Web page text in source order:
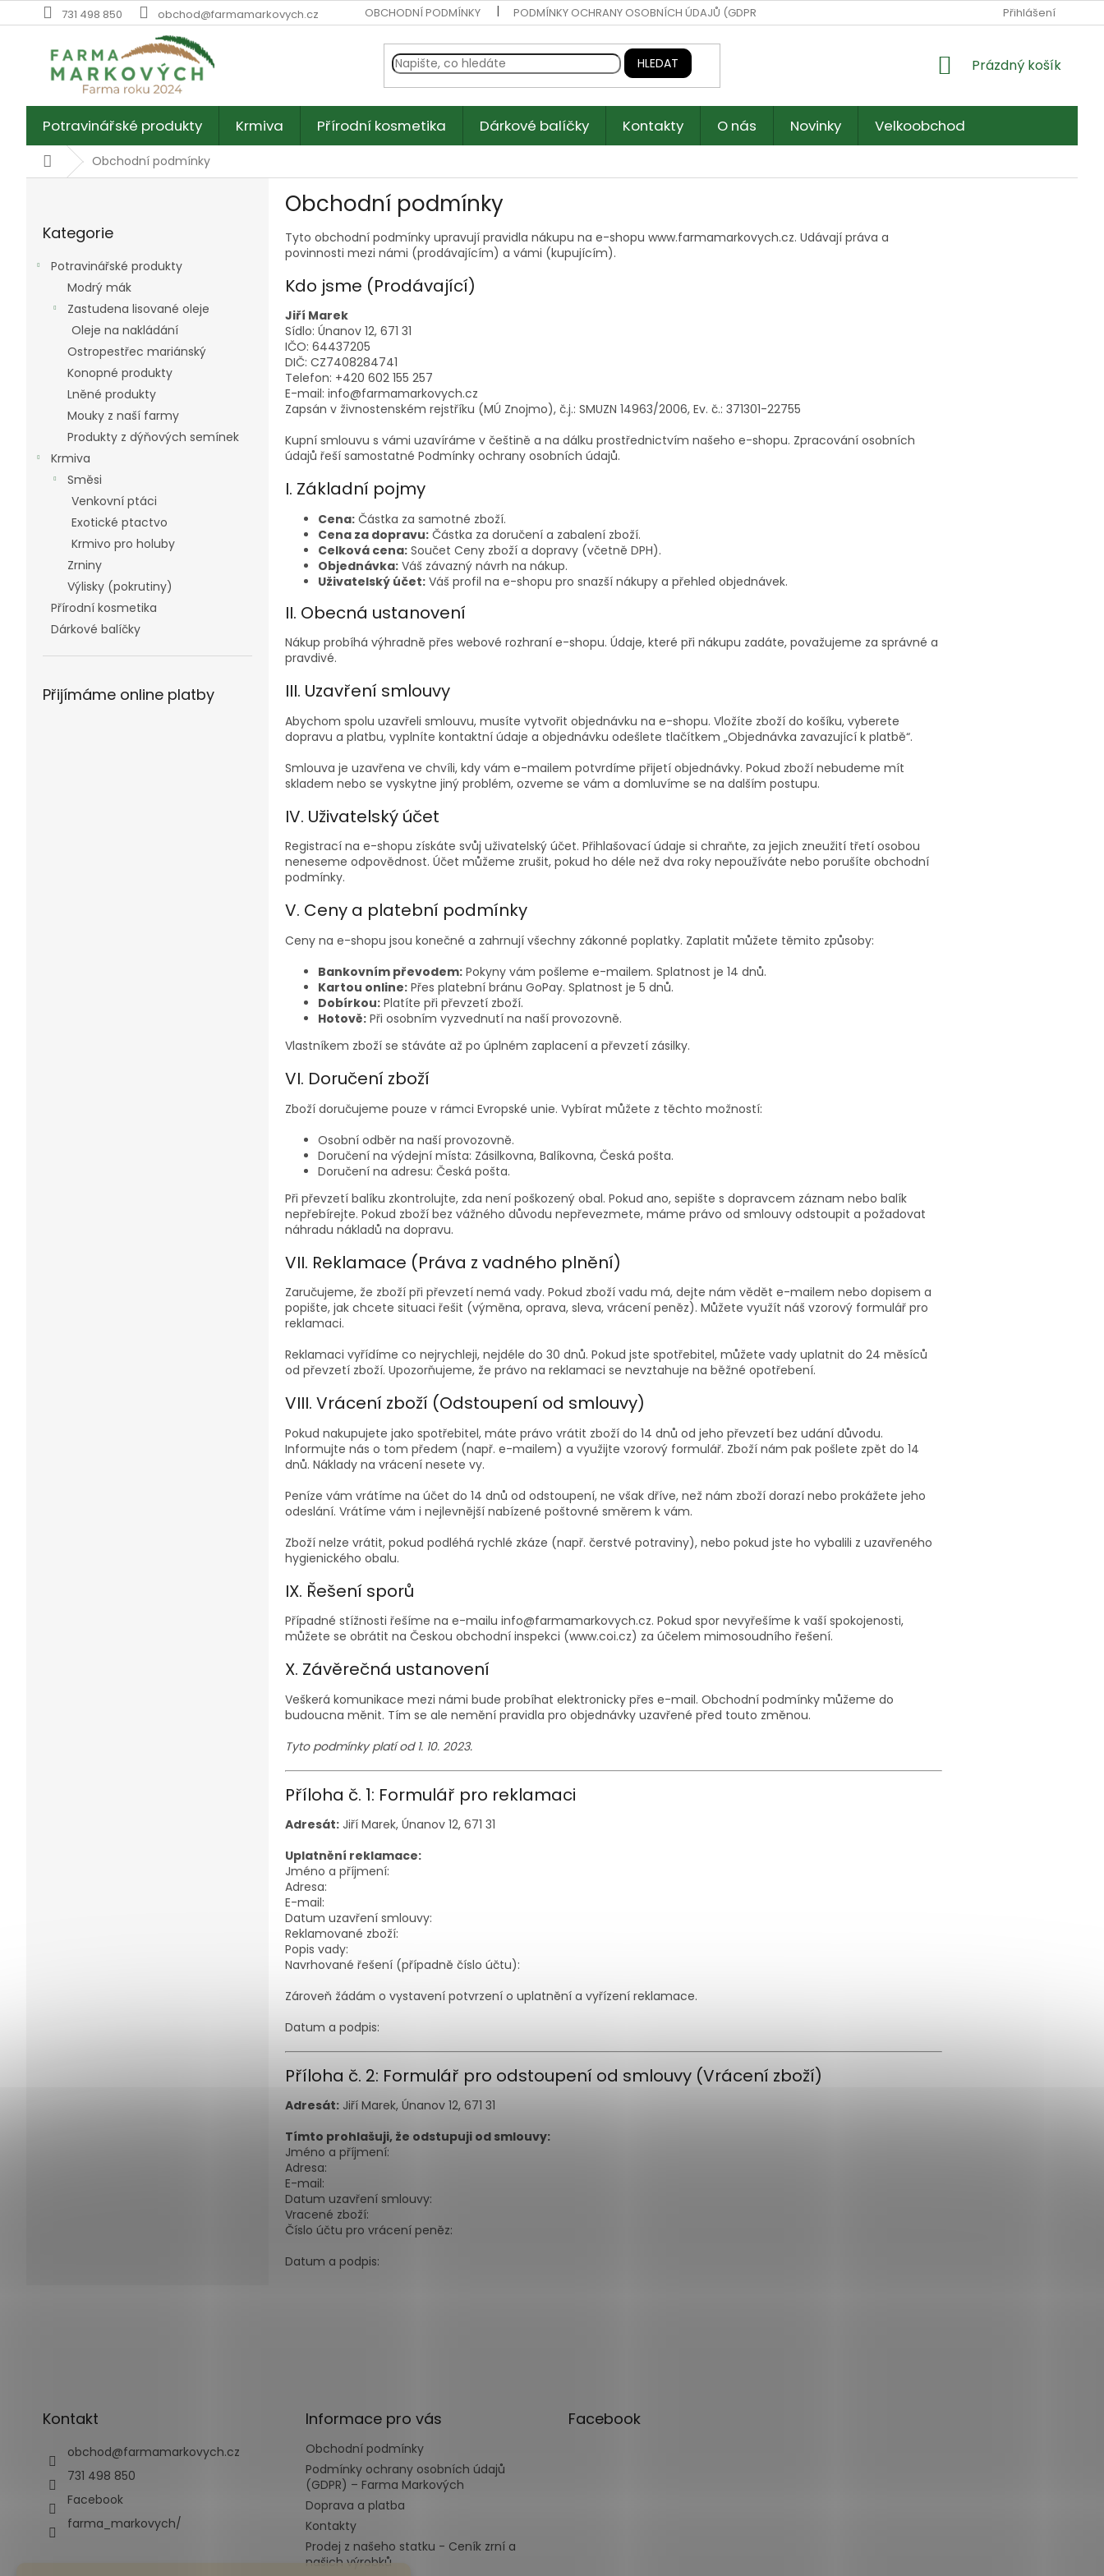
na
731 498 850 obchod@farmamarkovych.cz OBCHODNÍ PODMÍNKY PODMÍNKY OCHRANY OSOBNÍCH ÚDAJŮ (GDPR) – FARMA MARKOVÝCH DOPRAVA A PLATBA KONTAKTY
Přihlášení
HLEDAT
NÁKUPNÍ
Prázdný košík
Potravinářské produkty Krmiva Přírodní kosmetika Dárkové balíčky Kontakty O nás Novinky Velkoobchod
DomůObchodní podmínky
kategorie
Kategorie
Potravinářské produkty
Modrý mák
Zastudena lisované oleje
Oleje na nakládání
Ostropestřec mariánský
Konopné produkty
Lněné produkty
Mouky z naší farmy
Produkty z dýňových semínek
Krmiva
Směsi
Venkovní ptáci
Exotické ptactvo
Krmivo pro holuby
Zrniny
Výlisky (pokrutiny)
Přírodní kosmetika
Dárkové balíčky
Přijímáme online platby
Obchodní podmínky
Tyto obchodní podmínky upravují pravidla nákupu na e-shopu www.farmamarkovych.cz. Udávají práva a
povinnosti mezi námi (prodávajícím) a vámi (kupujícím).
Kdo jsme (Prodávající)
Jiří Marek
Sídlo: Únanov 12, 671 31
IČO: 64437205
DIČ: CZ7408284741
Telefon: +420 602 155 257
E-mail: info@farmamarkovych.cz
Zapsán v živnostenském rejstříku (MÚ Znojmo), č.j.: SMUZN 14963/2006, Ev. č.: 371301-22755
Kupní smlouvu s vámi uzavíráme v češtině a na dálku prostřednictvím našeho e-shopu. Zpracování osobních
údajů řeší samostatné Podmínky ochrany osobních údajů.
I. Základní pojmy
Cena: Částka za samotné zboží.
Cena za dopravu: Částka za doručení a zabalení zboží.
Celková cena: Součet Ceny zboží a dopravy (včetně DPH).
Objednávka: Váš závazný návrh na nákup.
Uživatelský účet: Váš profil na e-shopu pro snazší nákupy a přehled objednávek.
II. Obecná ustanovení
Nákup probíhá výhradně přes webové rozhraní e-shopu. Údaje, které při nákupu zadáte, považujeme za správné a
pravdivé.
III. Uzavření smlouvy
Abychom spolu uzavřeli smlouvu, musíte vytvořit objednávku na e-shopu. Vložíte zboží do košíku, vyberete
dopravu a platbu, vyplníte kontaktní údaje a objednávku odešlete tlačítkem „Objednávka zavazující k platbě“.
Smlouva je uzavřena ve chvíli, kdy vám e-mailem potvrdíme přijetí objednávky. Pokud zboží nebudeme mít
skladem nebo se vyskytne jiný problém, ozveme se vám a domluvíme se na dalším postupu.
IV. Uživatelský účet
Registrací na e-shopu získáte svůj uživatelský účet. Přihlašovací údaje si chraňte, za jejich zneužití třetí osobou
neneseme odpovědnost. Účet můžeme zrušit, pokud ho déle než dva roky nepoužíváte nebo porušíte obchodní
podmínky.
V. Ceny a platební podmínky
Ceny na e-shopu jsou konečné a zahrnují všechny zákonné poplatky. Zaplatit můžete těmito způsoby:
Bankovním převodem: Pokyny vám pošleme e-mailem. Splatnost je 14 dnů.
Kartou online: Přes platební bránu GoPay. Splatnost je 5 dnů.
Dobírkou: Platíte při převzetí zboží.
Hotově: Při osobním vyzvednutí na naší provozovně.
Vlastníkem zboží se stáváte až po úplném zaplacení a převzetí zásilky.
VI. Doručení zboží
Zboží doručujeme pouze v rámci Evropské unie. Vybírat můžete z těchto možností:
Osobní odběr na naší provozovně.
Doručení na výdejní místa: Zásilkovna, Balíkovna, Česká pošta.
Doručení na adresu: Česká pošta.
Při převzetí balíku zkontrolujte, zda není poškozený obal. Pokud ano, sepište s dopravcem záznam nebo balík
nepřebírejte. Pokud zboží bez vážného důvodu nepřevezmete, máme právo od smlouvy odstoupit a požadovat
náhradu nákladů na dopravu.
VII. Reklamace (Práva z vadného plnění)
Zaručujeme, že zboží při převzetí nemá vady. Pokud zboží vadu má, dejte nám vědět e-mailem nebo dopisem a
popište, jak chcete situaci řešit (výměna, oprava, sleva, vrácení peněz). Můžete využít náš vzorový formulář pro
reklamaci.
Reklamaci vyřídíme co nejrychleji, nejdéle do 30 dnů. Pokud jste spotřebitel, můžete vady uplatnit do 24 měsíců
od převzetí zboží. Upozorňujeme, že právo na reklamaci se nevztahuje na běžné opotřebení.
VIII. Vrácení zboží (Odstoupení od smlouvy)
Pokud nakupujete jako spotřebitel, máte právo vrátit zboží do 14 dnů od jeho převzetí bez udání důvodu.
Informujte nás o tom předem (např. e-mailem) a využijte vzorový formulář. Zboží nám pak pošlete zpět do 14
dnů. Náklady na vrácení nesete vy.
Peníze vám vrátíme na účet do 14 dnů od odstoupení, ne však dříve, než nám zboží dorazí nebo prokážete jeho
odeslání. Vrátíme vám i nejlevnější nabízené poštovné směrem k vám.
Zboží nelze vrátit, pokud podléhá rychlé zkáze (např. čerstvé potraviny), nebo pokud jste ho vybalili z uzavřeného
hygienického obalu.
IX. Řešení sporů
Případné stížnosti řešíme na e-mailu info@farmamarkovych.cz. Pokud spor nevyřešíme k vaší spokojenosti,
můžete se obrátit na Českou obchodní inspekci (www.coi.cz) za účelem mimosoudního řešení.
X. Závěrečná ustanovení
Veškerá komunikace mezi námi bude probíhat elektronicky přes e-mail. Obchodní podmínky můžeme do
budoucna měnit. Tím se ale nemění pravidla pro objednávky uzavřené před touto změnou.
Tyto podmínky platí od 1. 10. 2023.
Příloha č. 1: Formulář pro reklamaci
Adresát: Jiří Marek, Únanov 12, 671 31
Uplatnění reklamace:
Jméno a příjmení:
Adresa:
E-mail:
Datum uzavření smlouvy:
Reklamované zboží:
Popis vady:
Navrhované řešení (případně číslo účtu):
Zároveň žádám o vystavení potvrzení o uplatnění a vyřízení reklamace.
Datum a podpis:
Příloha č. 2: Formulář pro odstoupení od smlouvy (Vrácení zboží)
Adresát: Jiří Marek, Únanov 12, 671 31
Tímto prohlašuji, že odstupuji od smlouvy:
Jméno a příjmení:
Adresa:
E-mail:
Datum uzavření smlouvy:
Vracené zboží:
Číslo účtu pro vrácení peněz:
Datum a podpis:
Kontakt
obchod@farmamarkovych.cz
731 498 850
Facebook
farma_markovych/
Informace pro vás
Obchodní podmínky
Podmínky ochrany osobních údajů
(GDPR) – Farma Markových
Doprava a platba
Kontakty
Prodej z našeho statku - Ceník zrní a
našich výrobků
Facebook